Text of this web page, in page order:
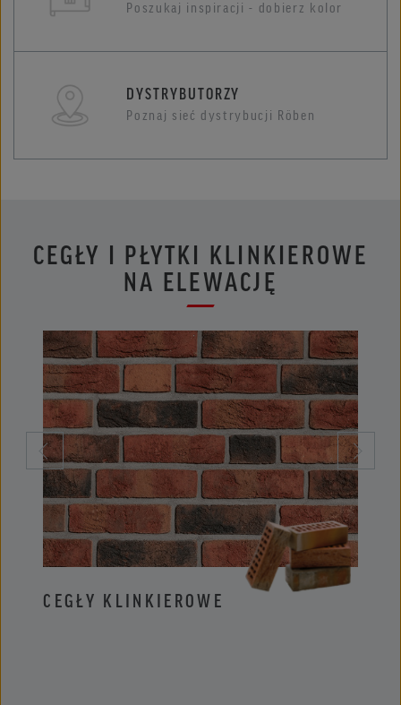
Poszukaj inspiracji - dobierz kolor
DYSTRYBUTORZY
Poznaj sieć dystrybucji Röben
CEGŁY I PŁYTKI KLINKIEROWE
NA ELEWACJĘ
CEGŁY KLINKIEROWE